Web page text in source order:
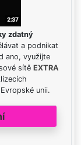
zdatný
a podnikat
ano, využijte
sítě EXTRA
unii.